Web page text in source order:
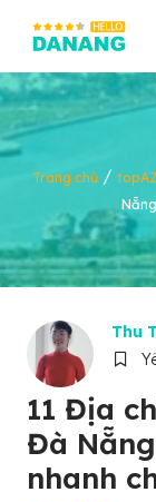
Trang chủ / topAZ
Thu
11 Địa
Đà
nhanh